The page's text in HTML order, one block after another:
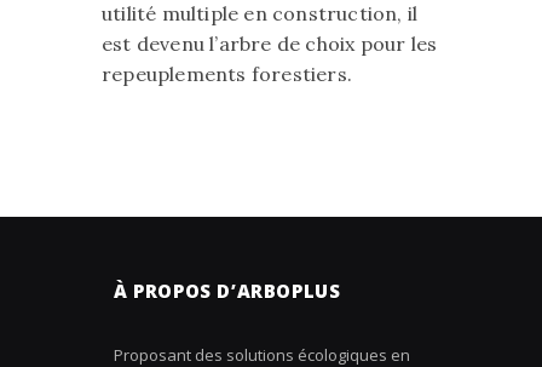
utilité multiple en construction, il
est devenu l’arbre de choix pour les
repeuplements forestiers.
À PROPOS D’ARBOPLUS
Proposant des solutions écologiques en